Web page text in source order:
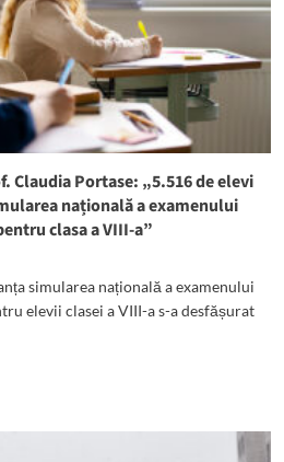
Claudia Portase: „5.516 de elevi
națională a examenului
clasa a VIII-a”
simularea națională a examenului
elevii clasei a VIII-a s-a desfășurat